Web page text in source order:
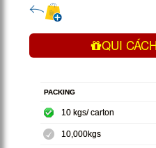
QUI
PACKING
10 kgs/ carton
10,000kgs